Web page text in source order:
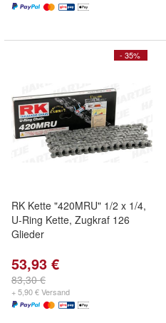
- 35%
RK Kette "420MRU" 1/2 x 1/4,
U-Ring Kette, Zugkraf 126
Glieder
53,93 €
83,30 €
+ 5,90 € Versand